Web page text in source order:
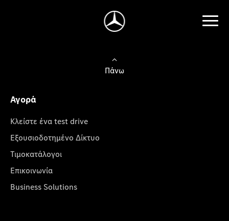
Πάνω
Αγορά
Κλείστε ένα test drive
Εξουσιοδοτημένο Δίκτυο
Τιμοκατάλογοι
Επικοινωνία
Business Solutions